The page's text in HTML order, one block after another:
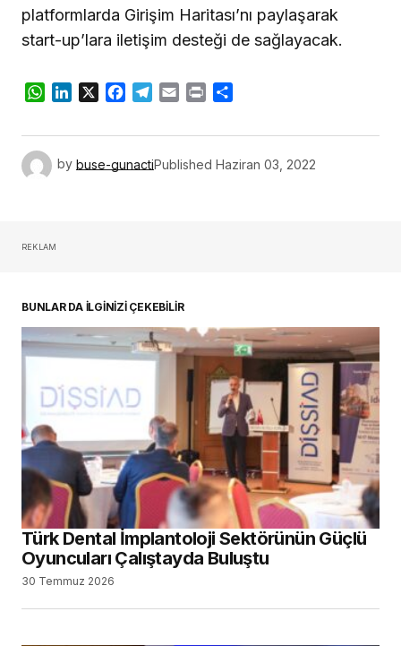
platformlarda Girişim Haritası’nı paylaşarak
start-up’lara iletişim desteği de sağlayacak.
WhatsApp
LinkedIn
X Facebook
Telegram
Email Print
by buse-gunactiPublished Haziran 03, 2022
REKLAM
BUNLAR DA İLGİNİZİ ÇEKEBİLİR
Türk Dental İmplantoloji Sektörünün Güçlü
Oyuncuları Çalıştayda Buluştu
30 Temmuz 2026